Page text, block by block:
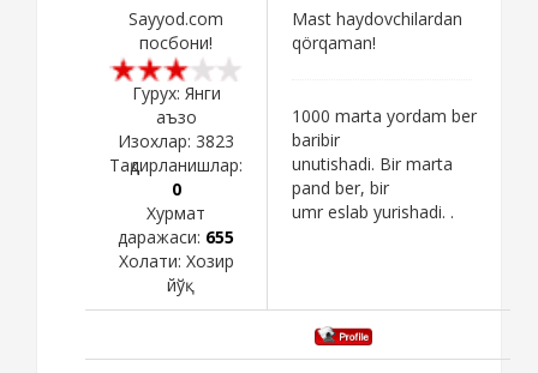
Sayyod.com
посбони!
Гурух: Янги
аъзо
Изохлар: 3823
Тақдирланишлар:
0
Хурмат
даражаси: 655
Холати: Хозир
йўқ
Mast haydovchilardan
qörqaman!
1000 marta yordam ber
baribir
unutishadi. Bir marta
pand ber, bir
umr eslab yurishadi. .